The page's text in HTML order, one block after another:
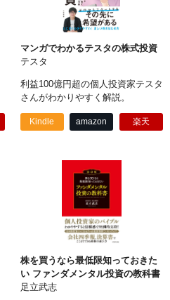
マンガでわかるテスタの株式投資
テスタ
利益100億円超の個人投資家テスタ
さんがわかりやすく解説。
Kindle amazon 楽天
株を買うなら最低限知っておきた
い ファンダメンタル投資の教科書
足立武志